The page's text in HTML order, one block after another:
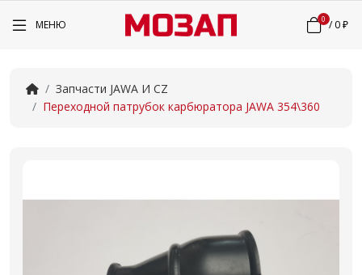
МЕНЮ 0 /0 ₽
Запчасти JAWA И CZ
Переходной патрубок карбюратора JAWA 354\360